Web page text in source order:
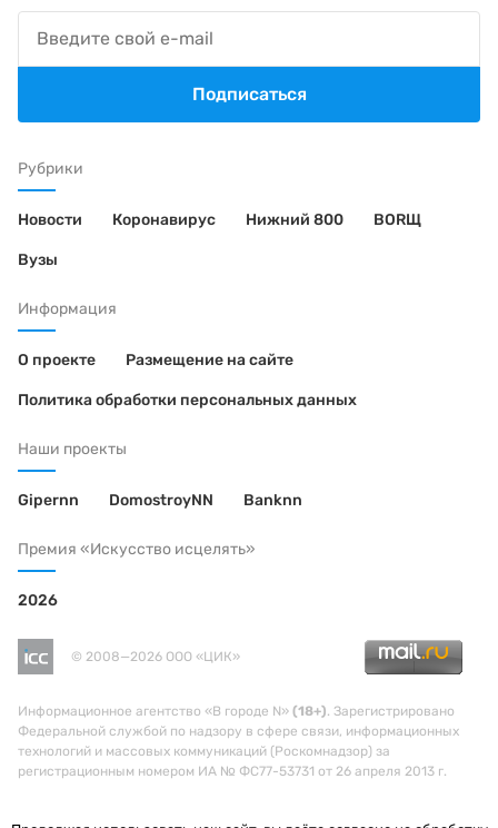
Рубрики
Новости Коронавирус Нижний 800 BORЩ
Вузы
Информация
О проекте Размещение на сайте
Политика обработки персональных данных
Наши проекты
Gipernn DomostroyNN Banknn
Премия «Искусство исцелять»
2026
© 2008—2026 ООО «ЦИК»
Информационное агентство «В городе N» (18+). Зарегистрировано
Федеральной службой по надзору в сфере связи, информационных
технологий и массовых коммуникаций (Роскомнадзор) за
регистрационным номером ИА № ФС77-53731 от 26 апреля 2013 г.
Подписаться